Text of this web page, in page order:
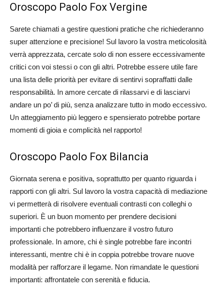
Oroscopo Paolo Fox Vergine
Sarete chiamati a gestire questioni pratiche che richiederanno
super attenzione e precisione! Sul lavoro la vostra meticolosità
verrà apprezzata, cercate solo di non essere eccessivamente
critici con voi stessi o con gli altri. Potrebbe essere utile fare
una lista delle priorità per evitare di sentirvi sopraffatti dalle
responsabilità. In amore cercate di rilassarvi e di lasciarvi
andare un po’ di più, senza analizzare tutto in modo eccessivo.
Un atteggiamento più leggero e spensierato potrebbe portare
momenti di gioia e complicità nel rapporto!
Oroscopo Paolo Fox Bilancia
Giornata serena e positiva, soprattutto per quanto riguarda i
rapporti con gli altri. Sul lavoro la vostra capacità di mediazione
vi permetterà di risolvere eventuali contrasti con colleghi o
superiori. È un buon momento per prendere decisioni
importanti che potrebbero influenzare il vostro futuro
professionale. In amore, chi è single potrebbe fare incontri
interessanti, mentre chi è in coppia potrebbe trovare nuove
modalità per rafforzare il legame. Non rimandate le questioni
importanti: affrontatele con serenità e fiducia.